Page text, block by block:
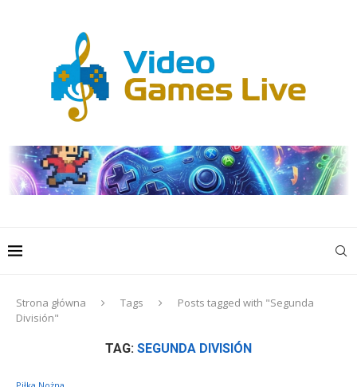
Strona główna Tags
Posts tagged with "Segunda
División"
TAG: SEGUNDA DIVISIÓN